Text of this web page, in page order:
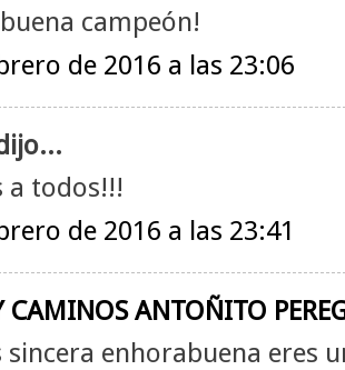
campeón!
de 2016 a las 23:06
a todos!!!
de 2016 a las 23:41
CAMINOS ANTOÑITO
sincera enhorabuena eres